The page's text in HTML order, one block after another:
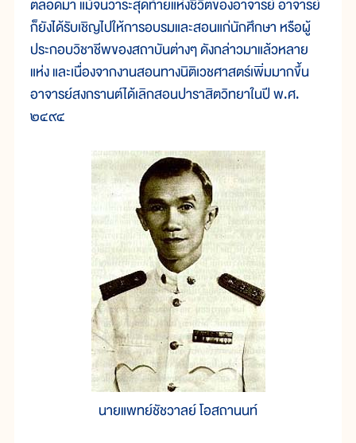
ตลอดมา แม้จนวาระสุดท้ายแห่งชีวิตของอาจารย์ อาจารย์
ก็ยังได้รับเชิญไปให้การอบรมและสอนแก่นักศึกษา หรือผู้
ประกอบวิชาชีพของสถาบันต่างๆ ดังกล่าวมาแล้วหลาย
แห่ง และเนื่องจากงานสอนทางนิติเวชศาสตร์เพิ่มมากขึ้น
อาจารย์สงกรานต์ได้เลิกสอนปาราสิตวิทยาในปี พ.ศ.
๒๔๙๔
นายแพทย์ชัชวาลย์ โอสถานนท์